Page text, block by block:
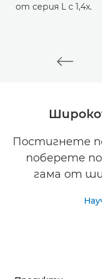
от серия L с 1,4x.
Постигнете
поберете
гама от